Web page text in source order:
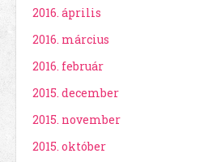
2016. április
2016. március
2016. február
2015. december
2015. november
2015. október